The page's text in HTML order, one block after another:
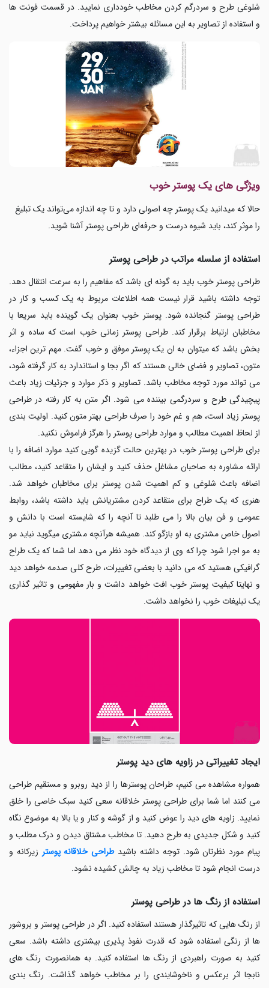
شلوغی طرح و سردرگم کردن مخاطب خودداری نمایید. در قسمت فونت ها
و استفاده از تصاویر به این مسائله بیشتر خواهیم پرداخت.
ویژگی های یک پوستر خوب
حالا که میدانید یک پوستر چه اصولی دارد و تا چه اندازه می‌تواند یک تبلیغ
را موثر کند، باید شیوه درست و حرفه‌ای طراحی پوستر آشنا شوید.
استفاده از سلسله مراتب در طراحی پوستر
طراحی پوستر خوب باید به گونه ای باشد که مفاهیم را به سرعت انتقال دهد.
توجه داشته باشید قرار نیست همه اطلاعات مربوط به یک کسب و کار در
طراحی پوستر گنجانده شود. پوستر خوب بعنوان یک گوینده باید سریعا با
مخاطبان ارتباط برقرار کند. طراحی پوستر زمانی خوب است که ساده و اثر
بخش باشد که میتوان به ان یک پوستر موفق و خوب گفت. مهم ترین اجزاء،
متون، تصاویر و فضای خالی هستند که اگر بجا و استاندارد به کار گرفته شود،
می تواند مورد توجه مخاطب باشد. تصاویر و ذکر موارد و جزئیات زیاد باعث
پیچیدگی طرح و سردرگمی بیننده می شود. اگر متن به کار رفته در طراحی
پوستر زیاد است، هم و غم خود را صرف طراحی بهتر متون کنید. اولیت بندی
از لحاظ اهمیت مطالب و موارد طراحی پوستر را هرگز فراموش نکنید.
برای طراحی پوستر خوب در بهترین حالت گزیده گویی کنید موارد اضافه را با
ارائه مشاوره به صاحبان مشاغل حذف کنید و ایشان را متقاعد کنید، مطالب
اضافه باعث شلوغی و کم اهمیت شدن پوستر برای مخاطبان خواهد شد.
هنری که یک طراح برای متقاعد کردن مشتریانش باید داشته باشد، روابط
عمومی و فن بیان بالا را می طلبد تا آنچه را که شایسته است با دانش و
اصول خاص مشتری به او بازگو کند. همیشه هرآنچه مشتری میگوید نباید مو
به مو اجرا شود چرا که وی از دیدگاه خود نظر می دهد اما شما که یک طراح
گرافیکی هستید که می دانید با بعضی تغییرات، طرح کلی صدمه خواهد دید
و نهایتا کیفیت پوستر خوب افت خواهد داشت و بار مفهومی و تاثیر گذاری
یک تبلیغات خوب را نخواهد داشت.
ایجاد تغییراتی در زاویه های دید پوستر
همواره مشاهده می کنیم، طراحان پوسترها را از دید روبرو و مستقیم طراحی
می کنند اما شما برای طراحی پوستر خلاقانه سعی کنید سبک خاصی را خلق
نمایید. زاویه های دید را عوض کنید و از گوشه و کنار و یا بالا به موضوع نگاه
کنید و شکل جدیدی به طرح دهید. تا مخاطب مشتاق دیدن و درک مطلب و
پیام مورد نظرتان شود. توجه داشته باشید طراحی خلاقانه پوستر زیرکانه و
درست انجام شود تا مخاطب زیاد به چالش کشیده نشود.
استفاده از رنگ ها در طراحی پوستر
از رنگ هایی که تاثیرگذار هستند استفاده کنید. اگر در طراحی پوستر و بروشور
ها از رنگی استفاده شود که قدرت نفوذ پذیری بیشتری داشته باشد. سعی
کنید به صورت راهبردی از رنگ ها استفاده کنید. به همانصورت رنگ های
نابجا اثر برعکس و ناخوشایندی را بر مخاطب خواهد گذاشت. رنگ بندی